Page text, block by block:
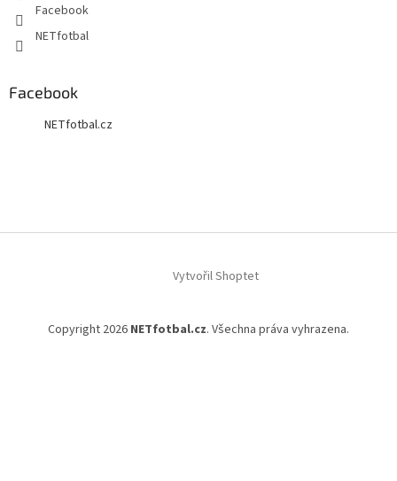
Facebook
NETfotbal
Facebook
NETfotbal.cz
Vytvořil Shoptet
Copyright 2026 NETfotbal.cz. Všechna práva vyhrazena.